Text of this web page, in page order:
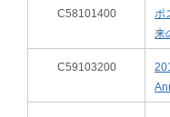
C58101400
ポ
来
C59103200